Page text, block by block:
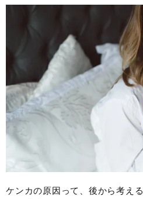
ケンカの原因って、後から考え